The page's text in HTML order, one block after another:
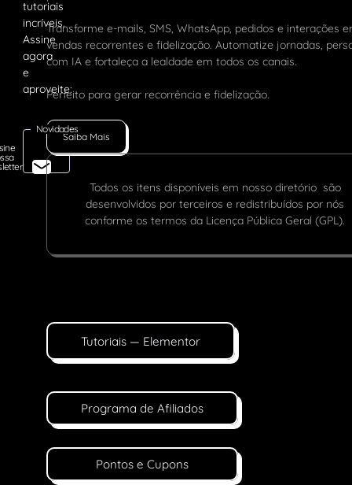
Novidades
Transforme e-mails, SMS, WhatsApp, pedidos e interações
vendas recorrentes e fidelização. Automatize jornadas,
com IA e fortaleça a lealdade em todos os canais.
Perfeito para gerar recorrência e fidelização.
Saiba Mais
Todos os itens disponíveis em nosso diretório são
desenvolvidos por terceiros e redistribuídos por nós
conforme os termos da Licença Pública Geral (GPL).
Tutoriais — Elementor
Programa de Afiliados
Pontos e Cupons